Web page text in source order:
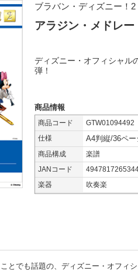
ブラバン・ディズニー！2
アラジン・メドレー
ディズニー・オフィシャル
弾！
商品情報
商品コード GTW01094492
仕様
A4判縦/36ペー
商品構成
楽譜
JANコード
楽器
吹奏楽
とでも話題の、ディズニー・オフィ